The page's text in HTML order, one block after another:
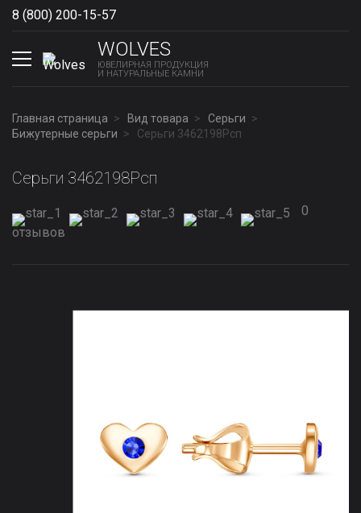
8 (800) 200-15-57
WOLVES
ЮВЕЛИРНАЯ ПРОДУКЦИЯ
И НАТУРАЛЬНЫЕ КАМНИ
Главная страница Вид товара
Серьги
Бижутерные серьги
Серьги 3462198Рсп
Серьги 3462198Рсп
0
отзывов